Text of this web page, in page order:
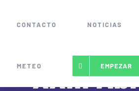
CONTACTO NOTICIAS
METEO EMPEZAR
XXIII